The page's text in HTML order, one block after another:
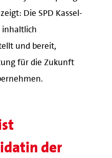
Die SPD Kassel-
inhaltlich
und bereit,
für die Zukunft
der